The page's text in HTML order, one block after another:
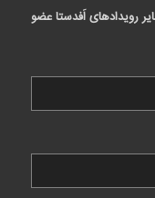
رویدادهای اَفدستا عضو